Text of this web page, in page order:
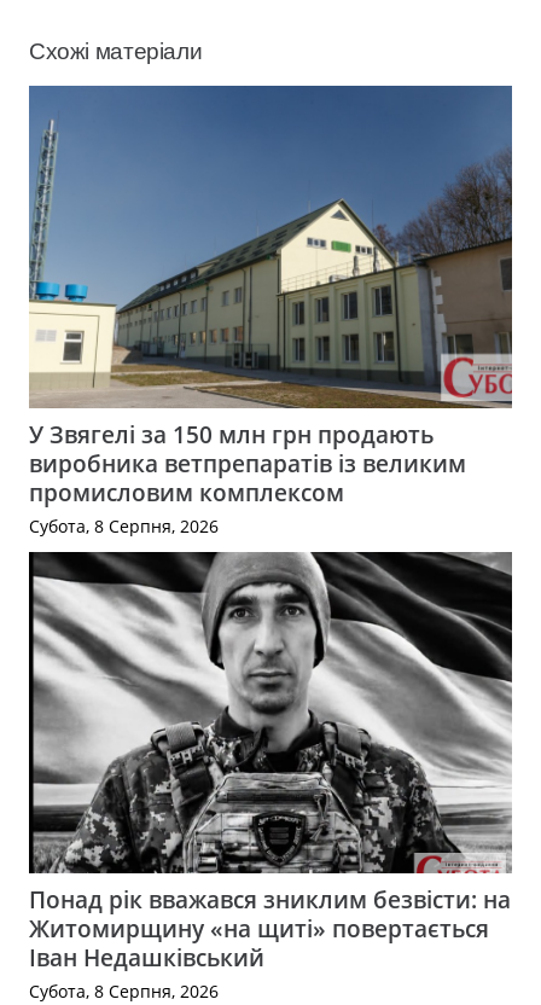
Схожі матеріали
У Звягелі за 150 млн грн продають
виробника ветпрепаратів із великим
промисловим комплексом
Субота, 8 Серпня, 2026
Понад рік вважався зниклим безвісти: на
Житомирщину «на щиті» повертається
Іван Недашківський
Субота, 8 Серпня, 2026